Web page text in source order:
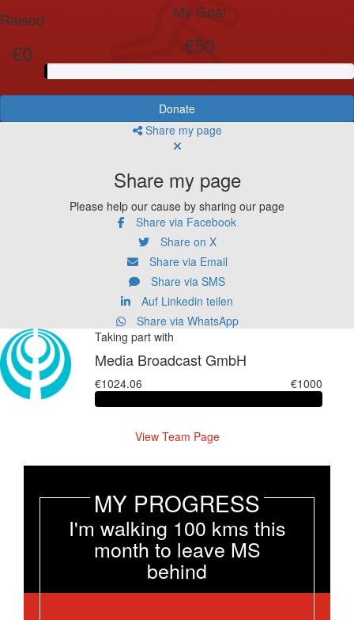
Raised
€0
My Goal
€50
Donate
Share my page
Share my page
Please help our cause by sharing our page
Share via Facebook
Share on X
Share via Email
Share via SMS
Auf Linkedin teilen
Share via WhatsApp
Taking part with
Media Broadcast GmbH
€1024.06 €1000
View Team Page
MY PROGRESS
I'm walking 100 kms this
month to leave MS
behind